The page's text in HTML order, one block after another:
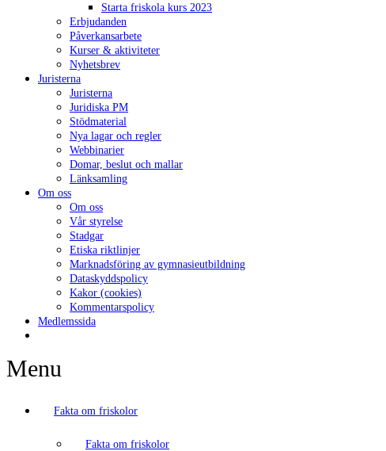
Starta friskola kurs 2023
Erbjudanden
Påverkansarbete
Kurser & aktiviteter
Nyhetsbrev
Juristerna
Juristerna
Juridiska PM
Stödmaterial
Nya lagar och regler
Webbinarier
Domar, beslut och mallar
Länksamling
Om oss
Om oss
Vår styrelse
Stadgar
Etiska riktlinjer
Marknadsföring av gymnasieutbildning
Dataskyddspolicy
Kakor (cookies)
Kommentarspolicy
Medlemssida
Menu
Fakta om friskolor
Fakta om friskolor